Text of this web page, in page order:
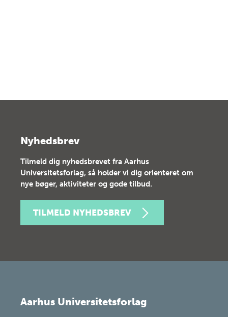
Nyhedsbrev
Tilmeld dig nyhedsbrevet fra Aarhus
Universitetsforlag, så holder vi dig orienteret om
nye bøger, aktiviteter og gode tilbud.
TILMELD NYHEDSBREV
Aarhus Universitetsforlag